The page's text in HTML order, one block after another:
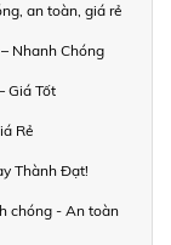
an toàn, giá rẻ
Nhanh Chóng
Giá Tốt
Rẻ
Thành Đạt!
chóng - An toàn